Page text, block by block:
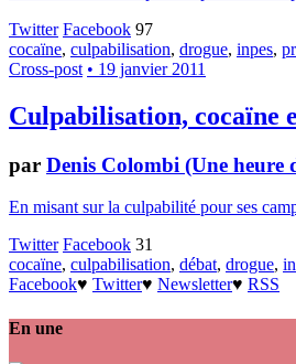
Twitter Facebook 97
cocaïne, culpabilisation, drogue, inpes,
Cross-post • 19 janvier 2011
Culpabilisation, cocaïne
par Denis Colombi (Une heure
En misant sur la culpabilité pour ses
Twitter Facebook 31
cocaïne, culpabilisation, débat, drogue,
Facebook♥ Twitter♥ Newsletter♥ RSS
En une